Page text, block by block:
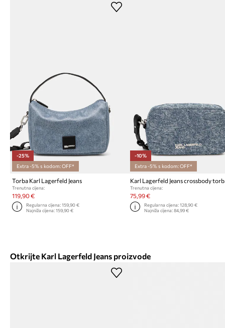
-25%
Extra -5% s kodom: OFF*
Torba Karl Lagerfeld Jeans
Trenutna cijena:
119,90 €
Regularna cijena:159,90 €
Najniža cijena:159,90 €
-10%
Extra -5% s kodom: OFF*
Trenutna cijena:
75,99 €
Regularna cijena: 128,90 €
Najniža cijena: 84,99 €
Otkrijte Karl Lagerfeld Jeans proizvode